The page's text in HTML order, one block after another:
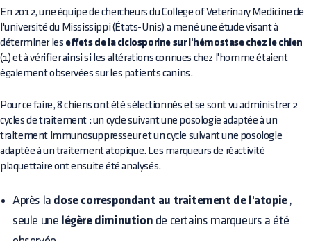
En 2012, une équipe de chercheurs du College of Veterinary Medicine de
l'université du Mississippi (États-Unis) a mené une étude visant à
déterminer les effets de la ciclosporine sur l'hémostase chez le chien
(1) et à vérifier ainsi si les altérations connues chez l'homme étaient
également observées sur les patients canins.
Pour ce faire, 8 chiens ont été sélectionnés et se sont vu administrer 2
cycles de traitement : un cycle suivant une posologie adaptée à un
traitement immunosuppresseur et un cycle suivant une posologie
adaptée à un traitement atopique. Les marqueurs de réactivité
plaquettaire ont ensuite été analysés.
Après la dose correspondant au traitement de l'atopie,
seule une légère diminution de certains marqueurs a été